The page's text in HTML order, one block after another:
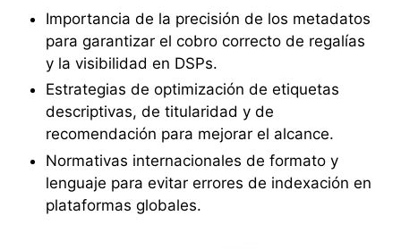
Importancia de la precisión de los metadatos
para garantizar el cobro correcto de regalías
y la visibilidad en DSPs.
Estrategias de optimización de etiquetas
descriptivas, de titularidad y de
recomendación para mejorar el alcance.
Normativas internacionales de formato y
lenguaje para evitar errores de indexación en
plataformas globales.